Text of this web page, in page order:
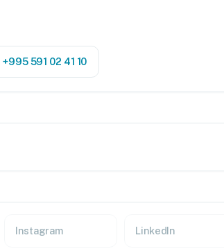
+995 591 02 41 10
Instagram LinkedIn